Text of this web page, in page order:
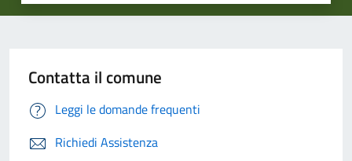
Contatta il comune
Leggi le domande frequenti
Richiedi Assistenza